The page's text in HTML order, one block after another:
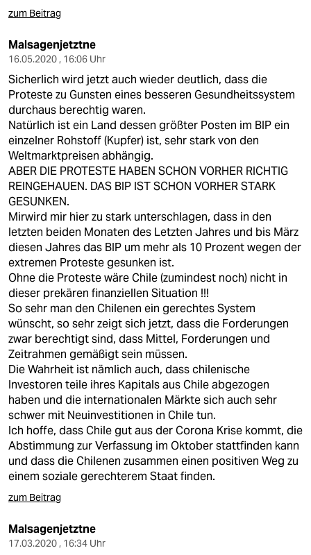
zum Beitrag
Malsagenjetztne
16.05.2020 , 16:06 Uhr
Sicherlich wird jetzt auch wieder deutlich, dass die
Proteste zu Gunsten eines besseren Gesundheitssystem
durchaus berechtig waren.
Natürlich ist ein Land dessen größter Posten im BIP ein
einzelner Rohstoff (Kupfer) ist, sehr stark von den
Weltmarktpreisen abhängig.
ABER DIE PROTESTE HABEN SCHON VORHER RICHTIG
REINGEHAUEN. DAS BIP IST SCHON VORHER STARK
GESUNKEN.
Mirwird mir hier zu stark unterschlagen, dass in den
letzten beiden Monaten des Letzten Jahres und bis März
diesen Jahres das BIP um mehr als 10 Prozent wegen der
extremen Proteste gesunken ist.
Ohne die Proteste wäre Chile (zumindest noch) nicht in
dieser prekären finanziellen Situation !!!
So sehr man den Chilenen ein gerechtes System
wünscht, so sehr zeigt sich jetzt, dass die Forderungen
zwar berechtigt sind, dass Mittel, Forderungen und
Zeitrahmen gemäßigt sein müssen.
Die Wahrheit ist nämlich auch, dass chilenische
Investoren teile ihres Kapitals aus Chile abgezogen
haben und die internationalen Märkte sich auch sehr
schwer mit Neuinvestitionen in Chile tun.
Ich hoffe, dass Chile gut aus der Corona Krise kommt, die
Abstimmung zur Verfassung im Oktober stattfinden kann
und dass die Chilenen zusammen einen positiven Weg zu
einem soziale gerechterem Staat finden.
zum Beitrag
Malsagenjetztne
17.03.2020 , 16:34 Uhr